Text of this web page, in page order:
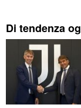
Di tendenza